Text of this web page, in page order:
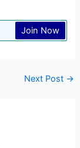
Join Now
Next Post →